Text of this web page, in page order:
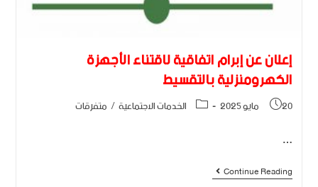
إعلان عن إبرام اتفاقية لاقتناء الأجهزة
الكهرومنزلية بالتقسيط
20 مايو 2025 الخدمات الاجتماعية/ متفرقات
…
Continue Reading